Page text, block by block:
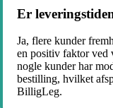
Er
Ja, flere kunder
en positiv faktor ved
nogle kunder har
bestilling, hvilket
BilligLeg.